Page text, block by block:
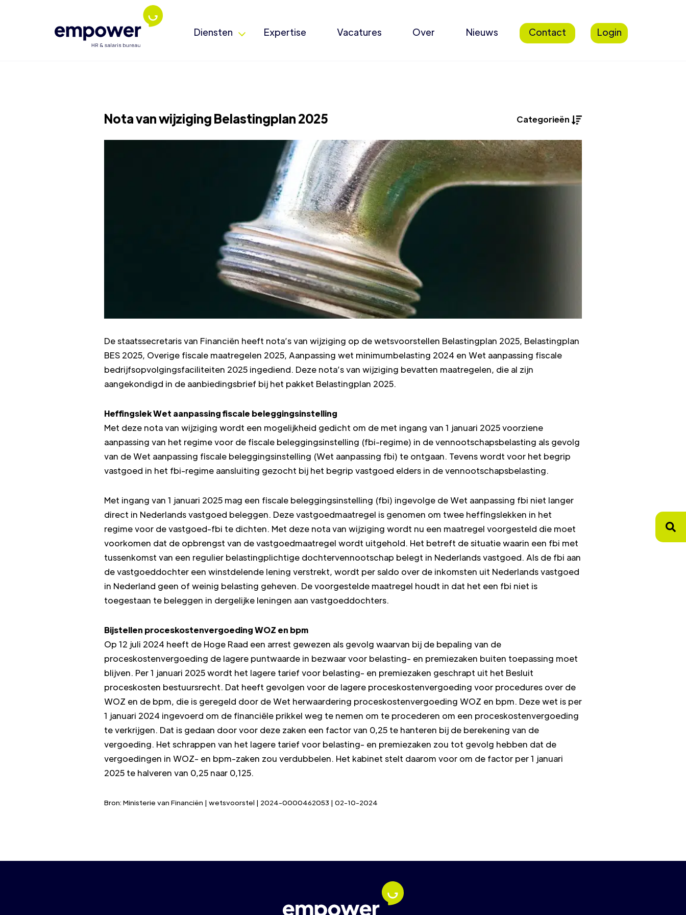
Diensten Expertise Vacatures Over Nieuws Contact Login
Nota van wijziging Belastingplan 2025 Categorieën
De staatssecretaris van Financiën heeft nota’s van wijziging op de wetsvoorstellen Belastingplan 2025, Belastingplan
BES 2025, Overige fiscale maatregelen 2025, Aanpassing wet minimumbelasting 2024 en Wet aanpassing fiscale
bedrijfsopvolgingsfaciliteiten 2025 ingediend. Deze nota’s van wijziging bevatten maatregelen, die al zijn
aangekondigd in de aanbiedingsbrief bij het pakket Belastingplan 2025.
Heffingslek Wet aanpassing fiscale beleggingsinstelling
Met deze nota van wijziging wordt een mogelijkheid gedicht om de met ingang van 1 januari 2025 voorziene
aanpassing van het regime voor de fiscale beleggingsinstelling (fbi-regime) in de vennootschapsbelasting als gevolg
van de Wet aanpassing fiscale beleggingsinstelling (Wet aanpassing fbi) te ontgaan. Tevens wordt voor het begrip
vastgoed in het fbi-regime aansluiting gezocht bij het begrip vastgoed elders in de vennootschapsbelasting.
Met ingang van 1 januari 2025 mag een fiscale beleggingsinstelling (fbi) ingevolge de Wet aanpassing fbi niet langer
direct in Nederlands vastgoed beleggen. Deze vastgoedmaatregel is genomen om twee heffingslekken in het
regime voor de vastgoed-fbi te dichten. Met deze nota van wijziging wordt nu een maatregel voorgesteld die moet
voorkomen dat de opbrengst van de vastgoedmaatregel wordt uitgehold. Het betreft de situatie waarin een fbi met
tussenkomst van een regulier belastingplichtige dochtervennootschap belegt in Nederlands vastgoed. Als de fbi aan
de vastgoeddochter een winstdelende lening verstrekt, wordt per saldo over de inkomsten uit Nederlands vastgoed
in Nederland geen of weinig belasting geheven. De voorgestelde maatregel houdt in dat het een fbi niet is
toegestaan te beleggen in dergelijke leningen aan vastgoeddochters.
Bijstellen proceskostenvergoeding WOZ en bpm
Op 12 juli 2024 heeft de Hoge Raad een arrest gewezen als gevolg waarvan bij de bepaling van de
proceskostenvergoeding de lagere puntwaarde in bezwaar voor belasting- en premiezaken buiten toepassing moet
blijven. Per 1 januari 2025 wordt het lagere tarief voor belasting- en premiezaken geschrapt uit het Besluit
proceskosten bestuursrecht. Dat heeft gevolgen voor de lagere proceskostenvergoeding voor procedures over de
WOZ en de bpm, die is geregeld door de Wet herwaardering proceskostenvergoeding WOZ en bpm. Deze wet is per
1 januari 2024 ingevoerd om de financiële prikkel weg te nemen om te procederen om een proceskostenvergoeding
te verkrijgen. Dat is gedaan door voor deze zaken een factor van 0,25 te hanteren bij de berekening van de
vergoeding. Het schrappen van het lagere tarief voor belasting- en premiezaken zou tot gevolg hebben dat de
vergoedingen in WOZ- en bpm-zaken zou verdubbelen. Het kabinet stelt daarom voor om de factor per 1 januari
2025 te halveren van 0,25 naar 0,125.
Bron: Ministerie van Financiën | wetsvoorstel | 2024-0000462053 | 02-10-2024